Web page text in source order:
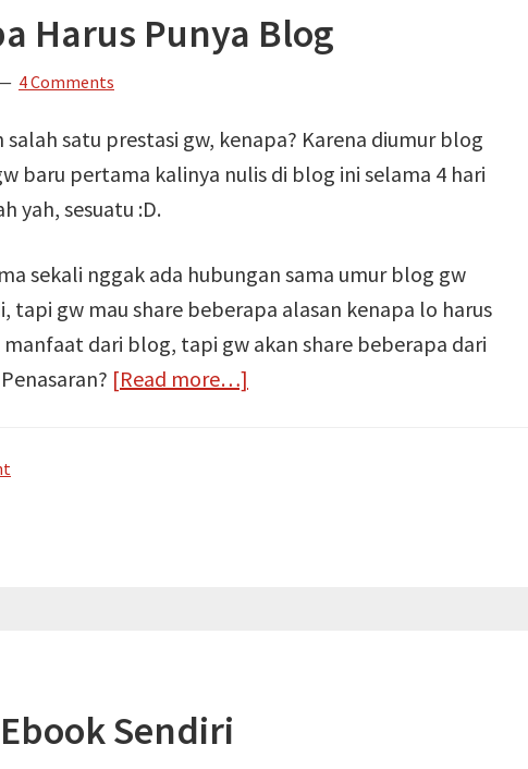
Harus Punya Blog
4 Comments
satu prestasi gw, kenapa? Karena diumur blog
baru pertama kalinya nulis di blog ini selama 4 hari
yah, sesuatu :D.
sekali nggak ada hubungan sama umur blog gw
tapi gw mau share beberapa alasan kenapa lo harus
dari blog, tapi gw akan share beberapa dari
[Read more…]
Sendiri